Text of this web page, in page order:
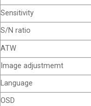
Sensitivity
S/N ratio
ATW
Image adjustmemt
Language
OSD